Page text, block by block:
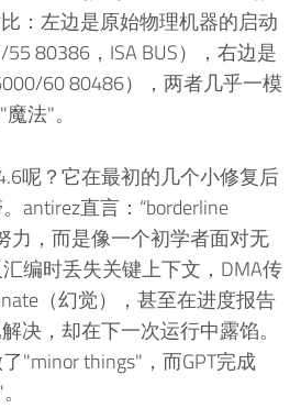
：左边是原始物理机器的启动
80386，ISA BUS），右边是
60 80486），两者几乎一模
法"。
呢？它在最初的几个小修复后
antirez直言：“borderline
力，而是像一个初学者面对无
编时丢失关键上下文，DMA传
（幻觉），甚至在进度报告
，却在下一次运行中露馅。
"minor things"，而GPT完成